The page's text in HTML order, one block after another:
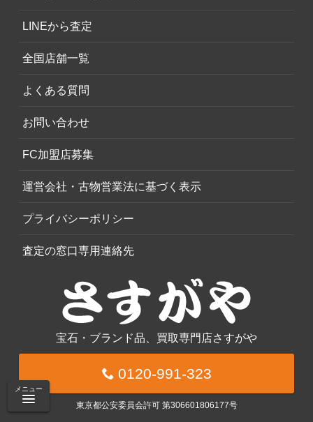
メニュー
LINEから査定
全国店舗一覧
よくある質問
お問い合わせ
FC加盟店募集
運営会社・古物営業法に基づく表示
プライバシーポリシー
査定の窓口専用連絡先
宝石・ブランド品、買取専門店さすがや
0120-991-323
東京都公安委員会許可 第306601806177号